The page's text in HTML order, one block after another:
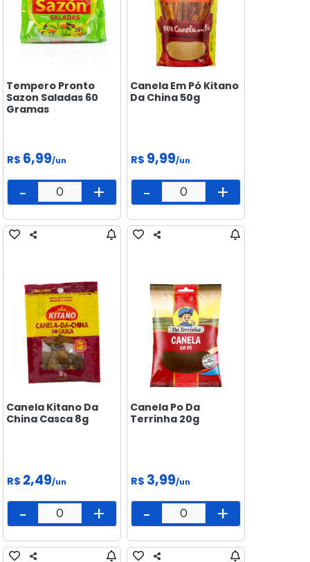
Tempero Pronto
Sazon Saladas 60
Gramas
R$ 6,99/un
- +
Canela Em Pó Kitano
Da China 50g
R$ 9,99/un
- +
Canela Kitano Da
China Casca 8g
R$ 2,49/un
- +
Canela Po Da
Terrinha 20g
R$ 3,99/un
- +